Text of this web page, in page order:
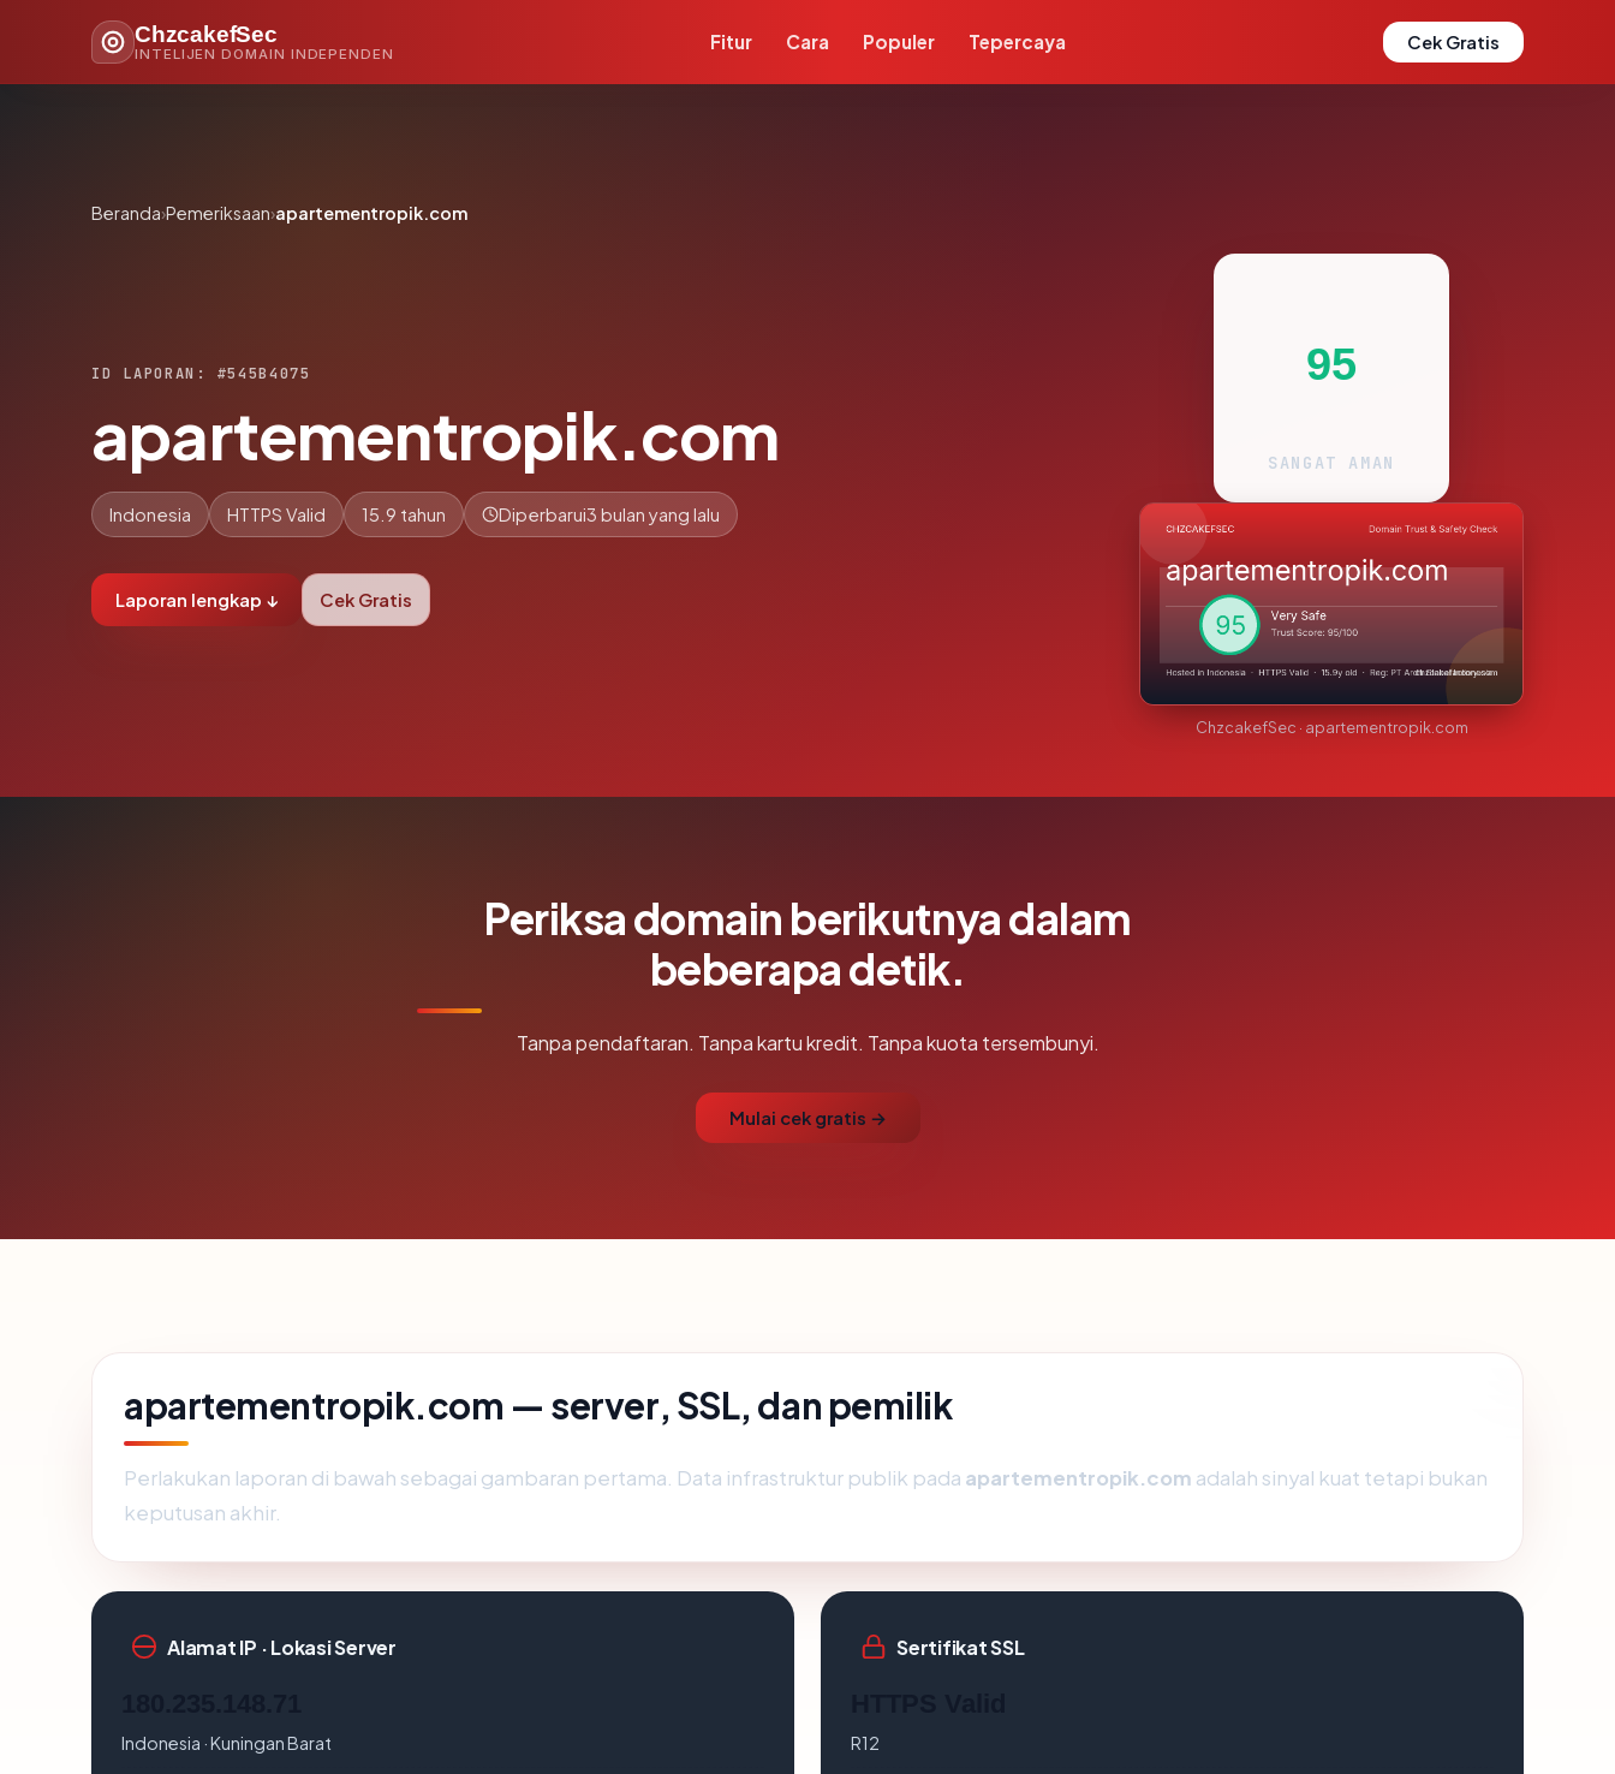
ChzcakefSec
INTELIJEN DOMAIN INDEPENDEN
Fitur Cara Populer Tepercaya Cek Gratis
Beranda›Pemeriksaan›apartementropik.com
ID LAPORAN: #545B4075
apartementropik.com
Indonesia HTTPS Valid 15.9 tahun Diperbarui3 bulan yang lalu
Laporan lengkap ↓ Cek Gratis
95
SANGAT AMAN
ChzcakefSec · apartementropik.com
Periksa domain berikutnya dalam
beberapa detik.
Tanpa pendaftaran. Tanpa kartu kredit. Tanpa kuota tersembunyi.
Mulai cek gratis →
apartementropik.com — server, SSL, dan pemilik
Perlakukan laporan di bawah sebagai gambaran pertama. Data infrastruktur publik pada apartementropik.com adalah sinyal kuat tetapi bukan
keputusan akhir.
Alamat IP · Lokasi Server
Indonesia · Kuningan Barat
Sertifikat SSL
R12